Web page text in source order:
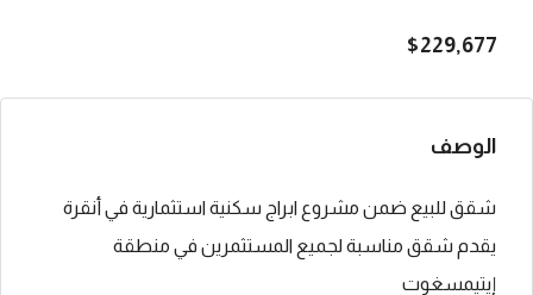
$229,677
الوصف
شقق للبيع ضمن مشروع ابراج سكنية استثمارية في أنقرة
يقدم شقق مناسبة لجميع المستثمرين في منطقة
إيتيمسغوت